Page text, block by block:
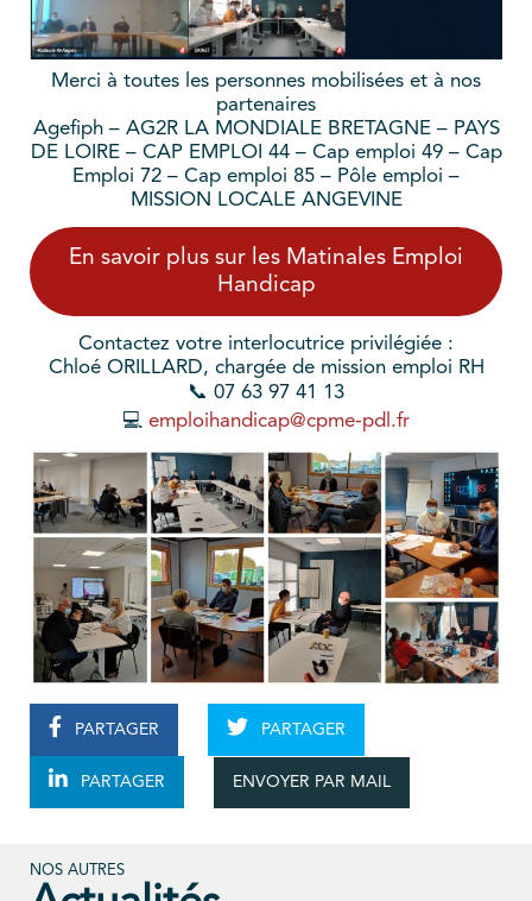
Merci à toutes les personnes mobilisées et à nos
partenaires
Agefiph – AG2R LA MONDIALE BRETAGNE – PAYS
DE LOIRE – CAP EMPLOI 44 – Cap emploi 49 – Cap
Emploi 72 – Cap emploi 85 – Pôle emploi –
MISSION LOCALE ANGEVINE
En savoir plus sur les Matinales Emploi
Handicap
Contactez votre interlocutrice privilégiée :
Chloé ORILLARD, chargée de mission emploi RH
📞 07 63 97 41 13
💻 emploihandicap@cpme-pdl.fr
PARTAGER PARTAGER
PARTAGER ENVOYER PAR MAIL
NOS AUTRES